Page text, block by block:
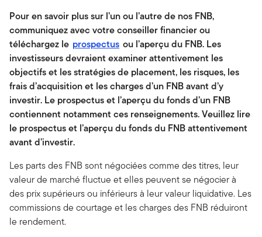
Pour en savoir plus sur l’un ou l’autre de nos FNB,
communiquez avec votre conseiller financier ou
téléchargez le prospectus ou l’aperçu du FNB. Les
investisseurs devraient examiner attentivement les
objectifs et les stratégies de placement, les risques, les
frais d’acquisition et les charges d’un FNB avant d’y
investir. Le prospectus et l’aperçu du fonds d’un FNB
contiennent notamment ces renseignements. Veuillez lire
le prospectus et l’aperçu du fonds du FNB attentivement
avant d’investir.
Les parts des FNB sont négociées comme des titres, leur
valeur de marché fluctue et elles peuvent se négocier à
des prix supérieurs ou inférieurs à leur valeur liquidative. Les
commissions de courtage et les charges des FNB réduiront
le rendement.